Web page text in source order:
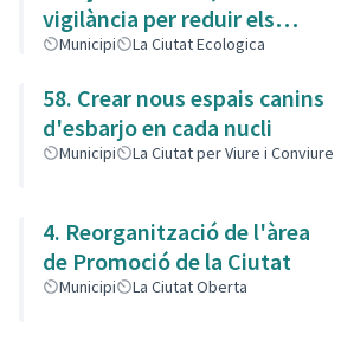
vigilància per reduir els
excrements
Municipi La Ciutat Ecologica
58. Crear nous espais canins
d'esbarjo en cada nucli
Municipi La Ciutat per Viure i Conviure
4. Reorganització de l'àrea
de Promoció de la Ciutat
Municipi La Ciutat Oberta